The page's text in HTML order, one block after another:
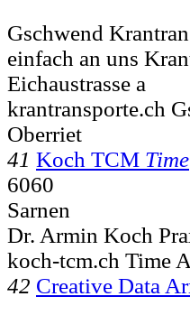
Gschwend
einfach an uns
Eichaustrasse a
krantransporte.ch
Oberriet
41 Koch TCM Time
6060
Sarnen
Dr. Armin Koch
koch-tcm.ch Time
42 Creative Data